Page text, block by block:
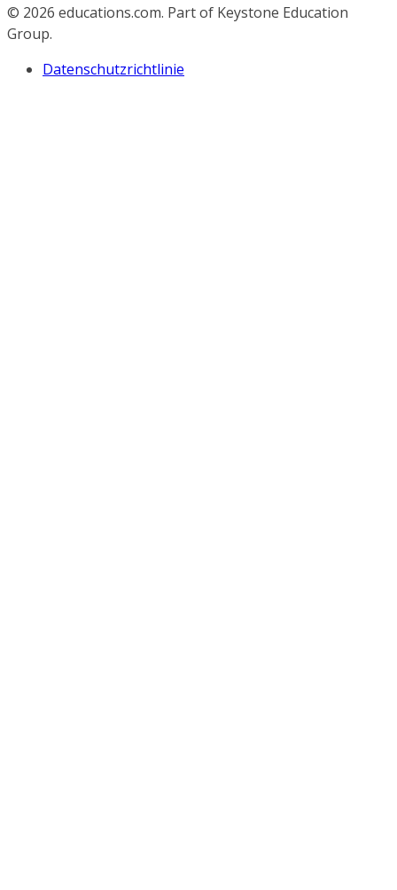
© 2026 educations.com. Part of Keystone Education
Group.
Datenschutzrichtlinie